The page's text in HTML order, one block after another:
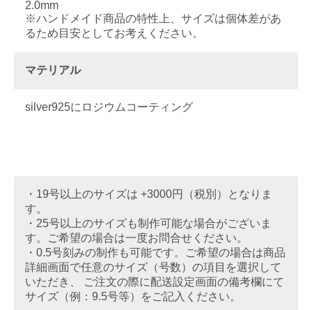
2.0mm
※ハンドメイド商品の特性上、サイズは個体差があ
るため目安としてお考えください。
マテリアル
silver925にロジウムコーティング
・19号以上のサイズは +3000円（税別）となりま
す。
・25号以上のサイズも制作可能な場合がございま
す。ご希望の場合は一度お問合せください。
・0.5号刻みの制作も可能です。ご希望の場合は商品
詳細画面で任意のサイズ（号数）の項目を選択して
いただき、 ご注文の際に配送設定画面の備考欄にて
サイズ（例：9.5号等）をご記入ください。